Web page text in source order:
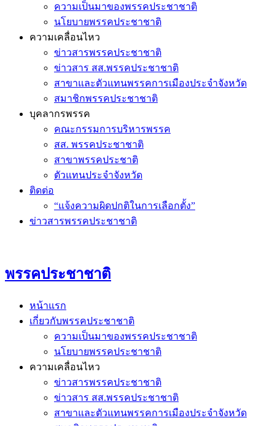
ความเป็นมาของพรรคประชาชาติ
นโยบายพรรคประชาชาติ
ความเคลื่อนไหว
ข่าวสารพรรคประชาชาติ
ข่าวสาร สส.พรรคประชาชาติ
สาขาและตัวแทนพรรคการเมืองประจำจังหวัด
สมาชิกพรรคประชาชาติ
บุคลากรพรรค
คณะกรรมการบริหารพรรค
สส. พรรคประชาชาติ
สาขาพรรคประชาติ
ตัวแทนประจำจังหวัด
ติดต่อ
“แจ้งความผิดปกติในการเลือกตั้ง”
ข่าวสารพรรคประชาชาติ
พรรคประชาชาติ
หน้าแรก
เกี่ยวกับพรรคประชาชาติ
ความเป็นมาของพรรคประชาชาติ
นโยบายพรรคประชาชาติ
ความเคลื่อนไหว
ข่าวสารพรรคประชาชาติ
ข่าวสาร สส.พรรคประชาชาติ
สาขาและตัวแทนพรรคการเมืองประจำจังหวัด